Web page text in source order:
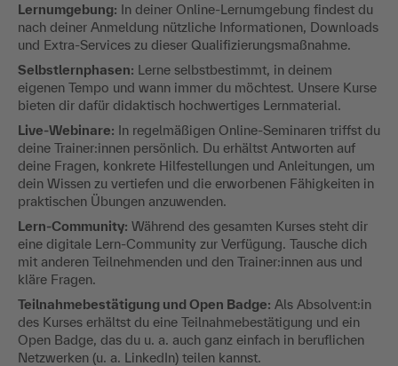
Lernumgebung: In deiner Online-Lernumgebung findest du
nach deiner Anmeldung nützliche Informationen, Downloads
und Extra-Services zu dieser Qualifizierungsmaßnahme.
Selbstlernphasen: Lerne selbstbestimmt, in deinem
eigenen Tempo und wann immer du möchtest. Unsere Kurse
bieten dir dafür didaktisch hochwertiges Lernmaterial.
Live-Webinare: In regelmäßigen Online-Seminaren triffst du
deine Trainer:innen persönlich. Du erhältst Antworten auf
deine Fragen, konkrete Hilfestellungen und Anleitungen, um
dein Wissen zu vertiefen und die erworbenen Fähigkeiten in
praktischen Übungen anzuwenden.
Lern-Community: Während des gesamten Kurses steht dir
eine digitale Lern-Community zur Verfügung. Tausche dich
mit anderen Teilnehmenden und den Trainer:innen aus und
kläre Fragen.
Teilnahmebestätigung und Open Badge: Als Absolvent:in
des Kurses erhältst du eine Teilnahmebestätigung und ein
Open Badge, das du u. a. auch ganz einfach in beruflichen
Netzwerken (u. a. LinkedIn) teilen kannst.